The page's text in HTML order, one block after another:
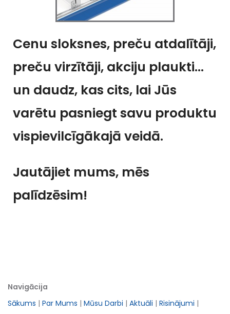
Cenu sloksnes, preču atdalītāji,
preču virzītāji, akciju plaukti…
un daudz, kas cits, lai Jūs
varētu pasniegt savu produktu
vispievilcīgākajā veidā.
Jautājiet mums, mēs
palīdzēsim!
Navigācija
Sākums | Par Mums | Mūsu Darbi | Aktuāli | Risinājumi |